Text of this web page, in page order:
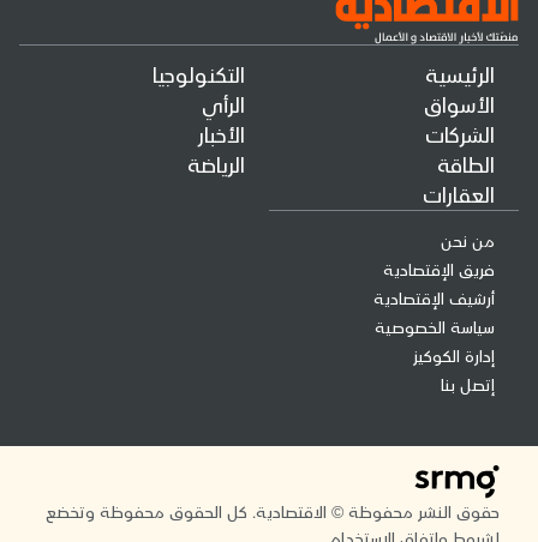
الرئيسية
الأسواق
الشركات
الطاقة
العقارات
التكنولوجيا
الرأي
الأخبار
الرياضة
من نحن
فريق الإقتصادية
أرشيف الإقتصادية
سياسة الخصوصية
إدارة الكوكيز
إتصل بنا
حقوق النشر محفوظة © الاقتصادية. كل الحقوق محفوظة وتخضع
لشروط واتفاق الاستخدام.